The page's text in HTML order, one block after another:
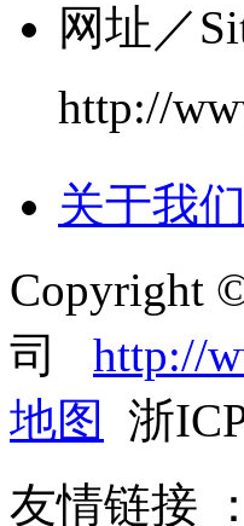
网址 ／
http://
关于我们
Copyright
司 http://
地图
浙
友情链接 ：